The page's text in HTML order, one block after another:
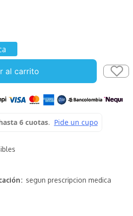
al carrito
segun prescripcion medica